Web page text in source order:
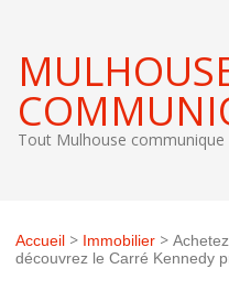
Tout Mulhouse communique
Accueil > Immobilier >
découvrez le Carré Kennedy